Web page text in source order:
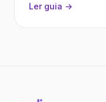
Ler guia →